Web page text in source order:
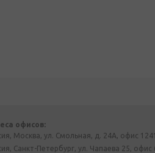
офисов:
Москва, ул. Смольная, д. 24А, офис 1241
Санкт-Петербург, ул. Чапаева 25, офис